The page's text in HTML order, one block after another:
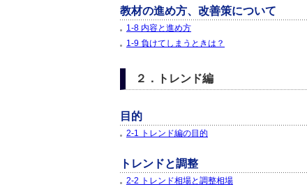
教材の進め方、改善策について
1-8 内容と進め方
1-9 負けてしまうときは？
２．トレンド編
目的
2-1 トレンド編の目的
トレンドと調整
2-2 トレンド相場と調整相場